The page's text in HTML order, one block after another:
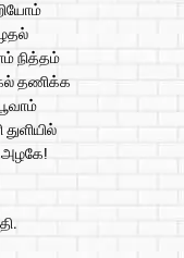
நித்தம்
தணிக்க
அழகே!